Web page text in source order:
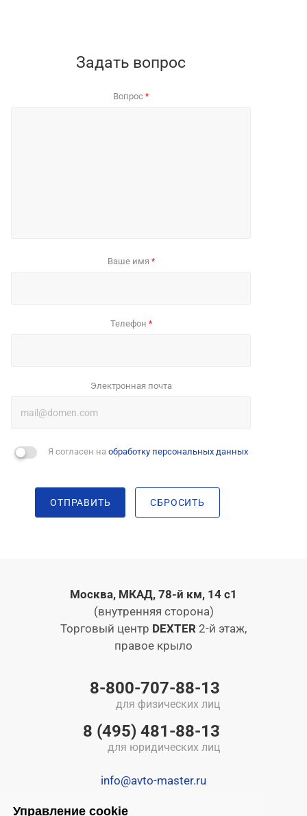
Управление cookie
Задать вопрос
Вопрос *
Ваше имя *
Телефон *
Электронная почта
Я согласен на обработку персональных данных
ОТПРАВИТЬ СБРОСИТЬ
Москва, МКАД, 78-й км, 14 с1
(внутренняя сторона)
Торговый центр DEXTER 2-й этаж,
правое крыло
8-800-707-88-13
для физических лиц
8 (495) 481-88-13
для юридических лиц
info@avto-master.ru